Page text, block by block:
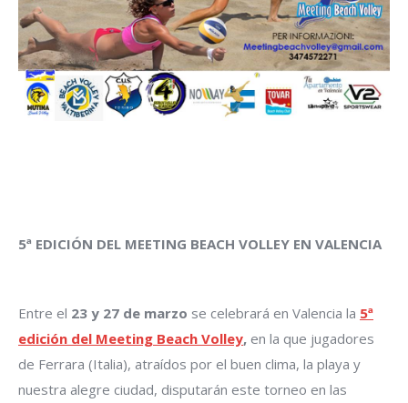
5ª EDICIÓN DEL MEETING BEACH VOLLEY EN VALENCIA
Entre el 23 y 27 de marzo se celebrará en Valencia la 5ª
edición del Meeting Beach Volley, en la que jugadores
de Ferrara (Italia), atraídos por el buen clima, la playa y
nuestra alegre ciudad, disputarán este torneo en las